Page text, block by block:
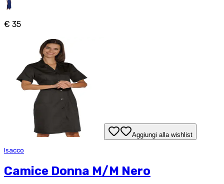
€ 35
Aggiungi alla wishlist
Isacco
Camice Donna M/M Nero